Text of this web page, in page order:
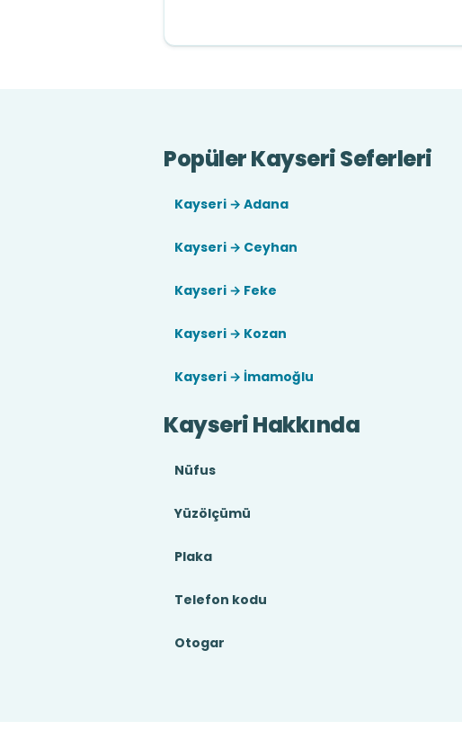
Popüler Kayseri Seferleri
Kayseri → Adana
Kayseri → Ceyhan
Kayseri → Feke
Kayseri → Kozan
Kayseri → İmamoğlu
Kayseri Hakkında
Nüfus
Yüzölçümü
Plaka
Telefon kodu
Otogar